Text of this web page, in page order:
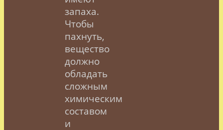
запаха.
Чтобы
пахнуть,
вещество
должно
обладать
сложным
химическим
составом
и